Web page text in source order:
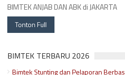
BIMTEK ANJAB DAN ABK di JAKARTA
Tonton Full
BIMTEK TERBARU 2026
Bimtek Stunting dan Pelaporan